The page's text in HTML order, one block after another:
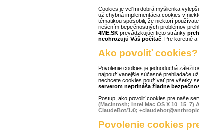
Cookies je veľmi dobrá myšlienka
už chybná implementácia cookies v
tématikou spôsobili, že niektorí
riešením bepečnostných problémov
4ME.SKprevádzkujúci tieto stránky
neohrozujú Váš počítač. Pre koretné a
Ako povoliť cookies?
Povolenie cookies je jednoduchá
najpoužívanejšie súčasné prehliadače
nechcete cookies používať pre všetky
serverom neprináša žiadne
Postup, ako povoliť cookies pre naše
(Macintosh; Intel Mac OS X 10_15_7)
ClaudeBot/1.0;
Povolenie cookies